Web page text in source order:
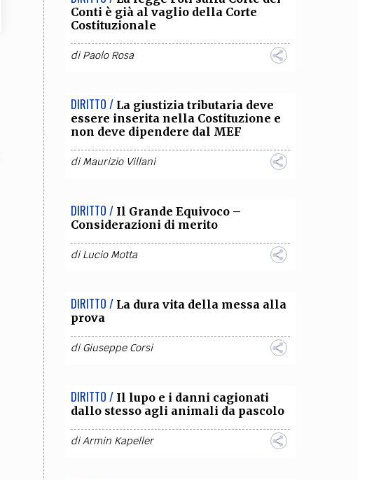
Conti è già al vaglio della Corte
Costituzionale
diPaolo Rosa
DIRITTO / La giustizia tributaria deve
essere inserita nella Costituzione e
non deve dipendere dal MEF
diMaurizio Villani
DIRITTO / Il Grande Equivoco –
Considerazioni di merito
diLucio Motta
DIRITTO / La dura vita della messa alla
prova
diGiuseppe Corsi
DIRITTO / Il lupo e i danni cagionati
dallo stesso agli animali da pascolo
diArmin Kapeller